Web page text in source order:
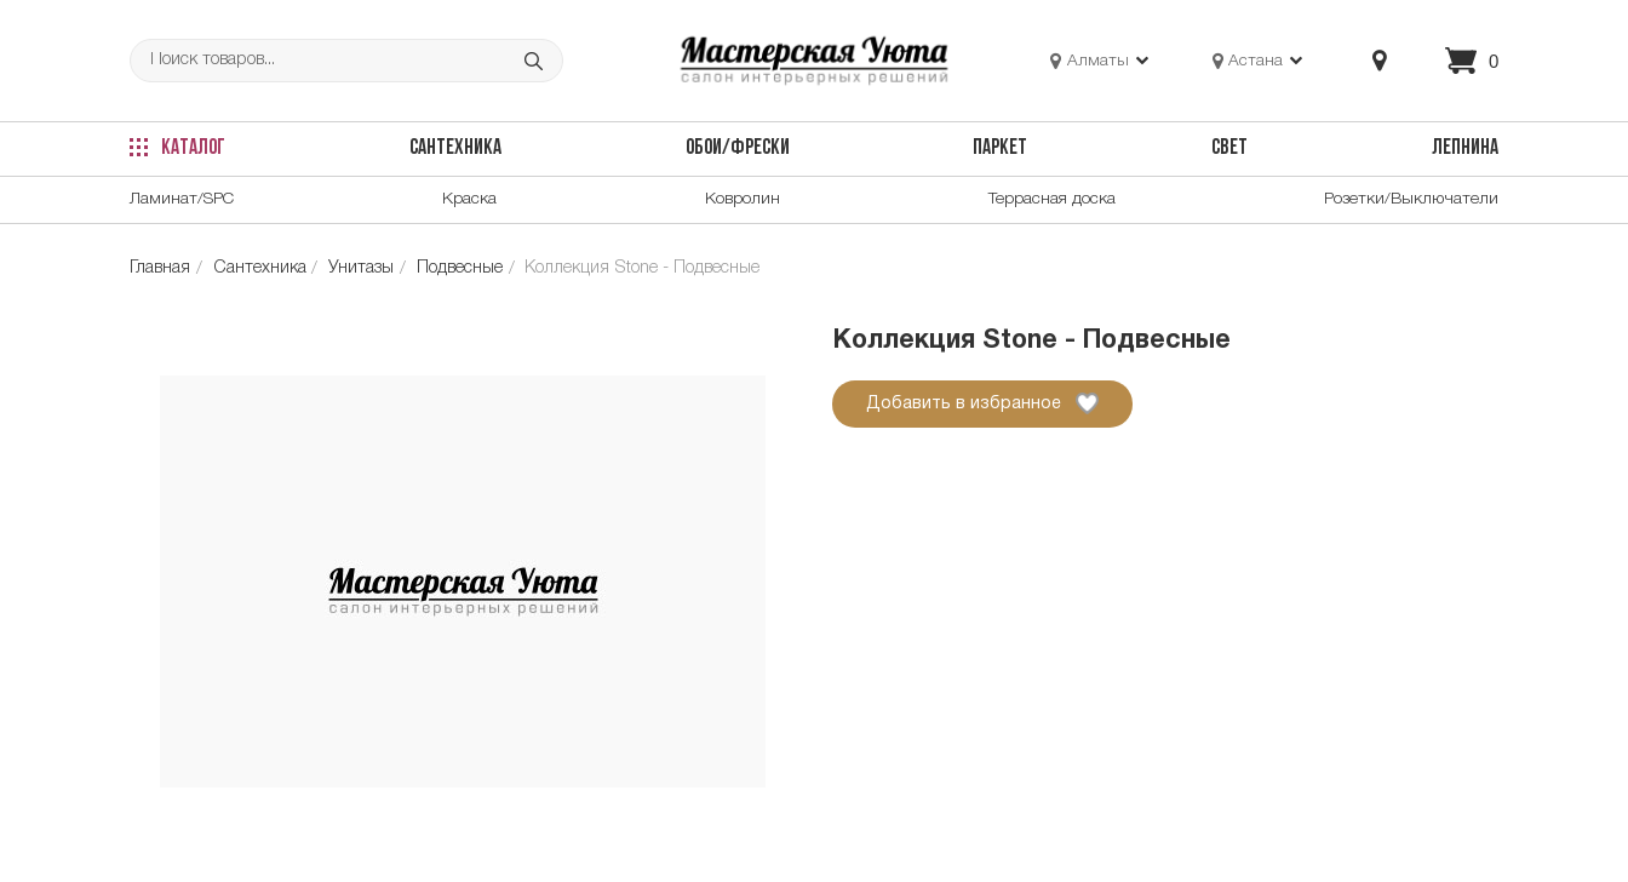
Алматы Астана 0
КАТАЛОГ САНТЕХНИКА ОБОИ/ФРЕСКИ ПАРКЕТ СВЕТ ЛЕПНИНА
Ламинат/SPC Краска Ковролин Террасная доска Розетки/Выключатели
Главная Сантехника Унитазы Подвесные Коллекция Stone - Подвесные
Коллекция Stone - Подвесные
Добавить в избранное